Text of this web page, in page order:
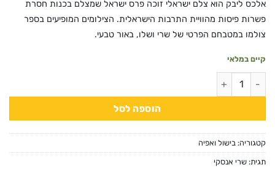
אלכס ליבק הוא צלם ישראלי זוכה פרס ישראל שמצלם בכנות חסרת
פשרות פיסות מהוויית התרבות הישראלית. הצילומים המופיעים בספר
צולמו במטבחם הפרטי של שרי ושלו, באור טבעי.
קיים במלאי
כמות של האוכל מוכן - שרי אנסקי
הוספה לסל
קטגוריה: בישול ואפיה
תגית: שרי אנסקי